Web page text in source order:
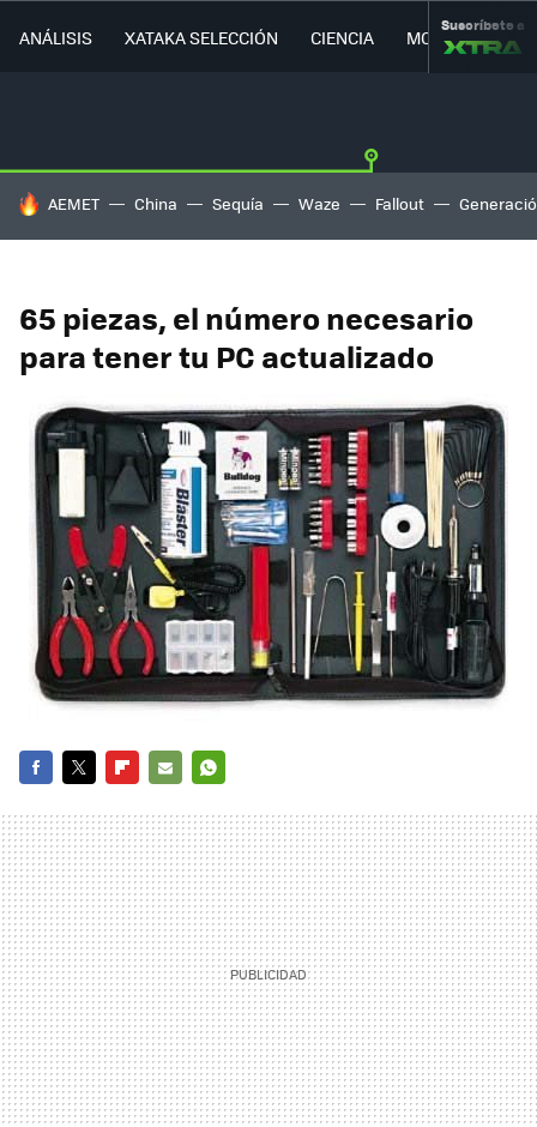
ANÁLISIS XATAKA SELECCIÓN CIENCIA MOVILIDAD
Suscríbete a
HOY SE HABLA DE
AEMET China Sequía Waze Fallout
65 piezas, el número necesario
para tener tu PC actualizado
MAIL